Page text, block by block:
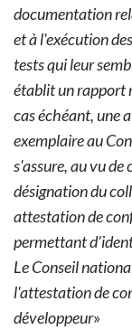
documentation
et à l'exécution
tests qui leur
établit un rapport
cas échéant, une
exemplaire au
s'assure, au vu de
désignation du
attestation de
permettant
Le Conseil
l'attestation de
développeur»